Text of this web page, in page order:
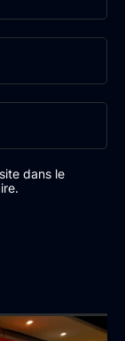
dans le